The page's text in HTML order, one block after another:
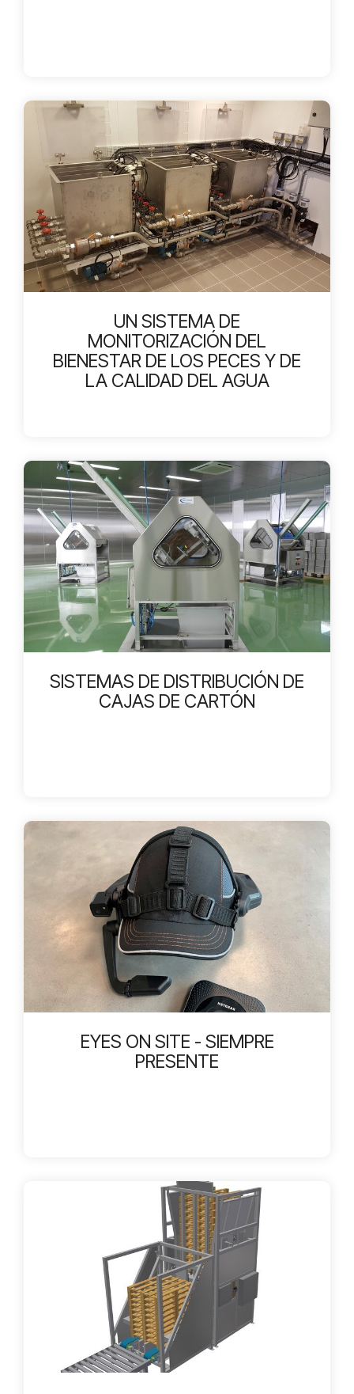
UN SISTEMA DE
MONITORIZACIÓN DEL
BIENESTAR DE LOS PECES Y DE
LA CALIDAD DEL AGUA
SISTEMAS DE DISTRIBUCIÓN DE
CAJAS DE CARTÓN
EYES ON SITE - SIEMPRE
PRESENTE